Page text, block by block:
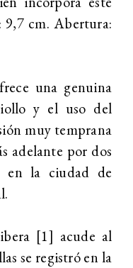
9,7 cm. Abertura:
una genuina
y el uso del
muy temprana
adelante por dos
en la ciudad de
[1] acude al
se registró en la